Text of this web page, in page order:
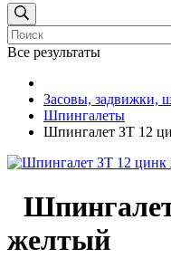
Все результаты
Засовы, задвижки,
Шпингалеты
Шпингалет ЗТ 12
желтый